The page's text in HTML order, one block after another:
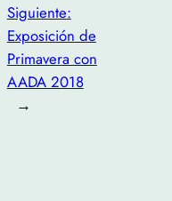
Siguiente:
Exposición de
Primavera con
AADA 2018
→